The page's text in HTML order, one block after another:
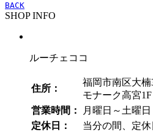
ー
カ
BACK
SHOP INFO
ルーチェココ
住所：
福岡市南区大楠
モナーク高宮1F
営業時間：
月曜日～土曜
定休日：
当分の間、定休